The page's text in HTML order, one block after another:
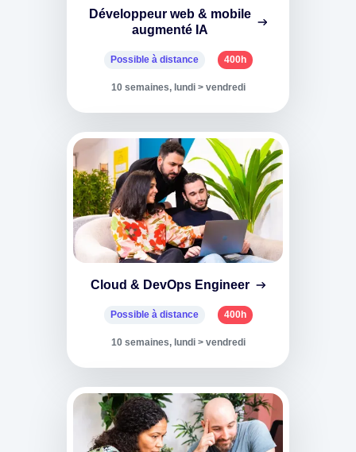
Développeur web & mobile
augmenté IA
Possible à distance 400h
10 semaines, lundi > vendredi
Cloud & DevOps Engineer
Possible à distance 400h
10 semaines, lundi > vendredi